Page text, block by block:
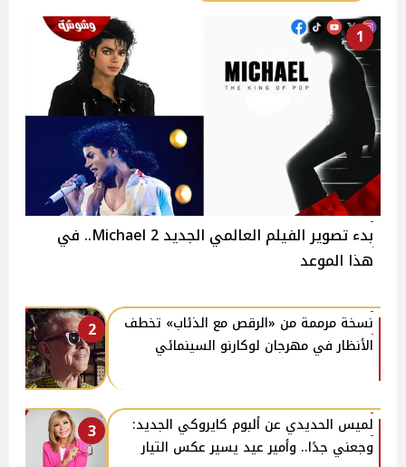
1
بدء تصوير الفيلم العالمي الجديد 2 Michael.. في
هذا الموعد
2
نسخة مرممة من «الرقص مع الذئاب» تخطف
الأنظار في مهرجان لوكارنو السينمائي
3
لميس الحديدي عن ألبوم كايروكي الجديد:
وجعني جدًا.. وأمير عيد يسير عكس التيار